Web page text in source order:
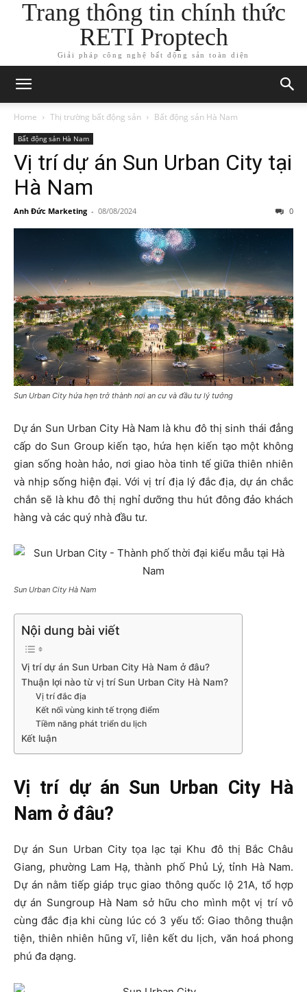
Trang thông tin chính thức
RETI Proptech
Giải pháp công nghệ bất động sản toàn diện
Home Thị trường bất động sản Bất động sản Hà Nam
Bất động sản Hà Nam
Vị trí dự án Sun Urban City tại
Hà Nam
Anh Đức Marketing - 08/08/2024 0
Sun Urban City hứa hẹn trở thành nơi an cư và đầu tư lý tưởng
Dự án Sun Urban City Hà Nam là khu đô thị sinh thái đẳng
cấp do Sun Group kiến tạo, hứa hẹn kiến tạo một không
gian sống hoàn hảo, nơi giao hòa tinh tế giữa thiên nhiên
và nhịp sống hiện đại. Với vị trí địa lý đắc địa, dự án chắc
chắn sẽ là khu đô thị nghỉ dưỡng thu hút đông đảo khách
hàng và các quý nhà đầu tư.
Sun Urban City Hà Nam
Nội dung bài viết
Vị trí dự án Sun Urban City Hà Nam ở đâu?
Thuận lợi nào từ vị trí Sun Urban City Hà Nam?
Vị trí đắc địa
Kết nối vùng kinh tế trọng điểm
Tiềm năng phát triển du lịch
Kết luận
Vị trí dự án Sun Urban City Hà
Nam ở đâu?
Dự án Sun Urban City tọa lạc tại Khu đô thị Bắc Châu
Giang, phường Lam Hạ, thành phố Phủ Lý, tỉnh Hà Nam.
Dự án nằm tiếp giáp trục giao thông quốc lộ 21A, tổ hợp
dự án Sungroup Hà Nam sở hữu cho mình một vị trí vô
cùng đắc địa khi cùng lúc có 3 yếu tố: Giao thông thuận
tiện, thiên nhiên hũng vĩ, liên kết du lịch, văn hoá phong
phú đa dạng.